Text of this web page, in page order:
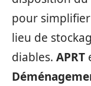
pour
lieu de
diables. APRT